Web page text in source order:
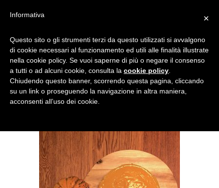
TORTA ALLA ZUCCA E
CREMA PASTICCIERA
×
Informativa
Questo sito o gli strumenti terzi da questo utilizzati si avvalgono
di cookie necessari al funzionamento ed utili alle finalità illustrate
nella cookie policy. Se vuoi saperne di più o negare il consenso
a tutti o ad alcuni cookie, consulta la cookie policy
Chiudendo questo banner, scorrendo questa pagina, cliccando
su un link o proseguendo la navigazione in altra maniera,
acconsenti all’uso dei cookie.